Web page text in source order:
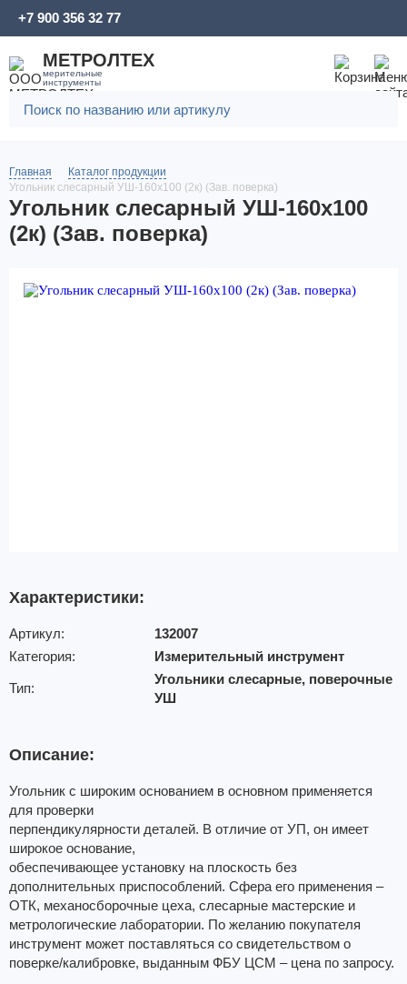
МЕТРОЛТЕХ
мерительные
инструменты
+7 900 356 32 77
Главная
Каталог продукции
Угольник слесарный УШ-160х100 (2к) (Зав. поверка)
Угольник слесарный УШ-160х100
(2к) (Зав. поверка)
Характеристики:
Артикул:
132007
Категория:
Измерительный инструмент
Тип:
Угольники слесарные, поверочные
УШ
Описание:
Угольник с широким основанием в основном применяется
для проверки
перпендикулярности деталей. В отличие от УП, он имеет
широкое основание,
обеспечивающее установку на плоскость без
дополнительных приспособлений. Сфера его применения –
ОТК, механосборочные цеха, слесарные мастерские и
метрологические лаборатории. По желанию покупателя
инструмент может поставляться со свидетельством о
поверке/калибровке, выданным ФБУ ЦСМ – цена по запросу.